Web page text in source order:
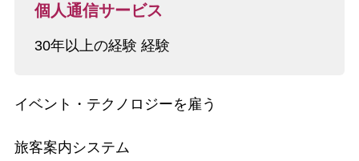
個人通信サービス
30年以上の経験 経験
イベント・テクノロジーを雇う
旅客案内システム